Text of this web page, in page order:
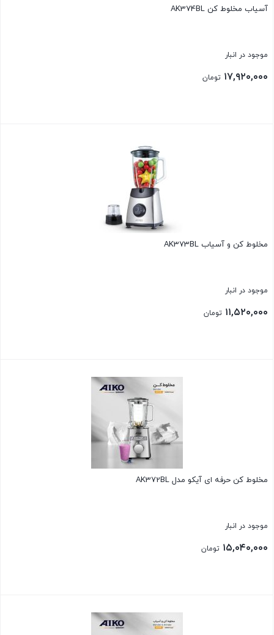
آسیاب مخلوط کن AK374BL
موجود در انبار
۱۷,۹۲۰,۰۰۰ تومان
مخلوط کن و آسیاب AK373BL
موجود در انبار
۱۱,۵۲۰,۰۰۰ تومان
مخلوط کن حرفه ای آیکو مدل AK372BL
موجود در انبار
۱۵,۰۴۰,۰۰۰ تومان